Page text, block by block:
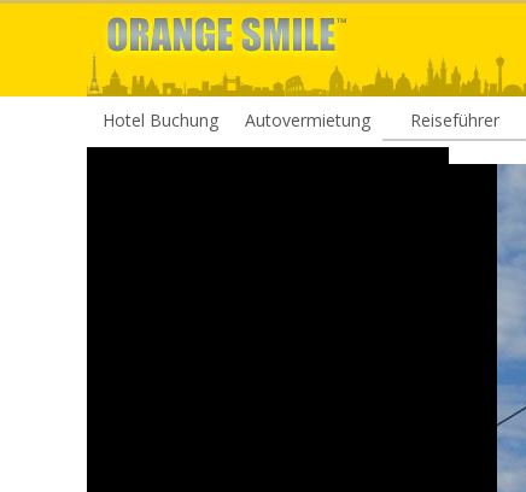
Hotel Buchung Autovermietung Reiseführer